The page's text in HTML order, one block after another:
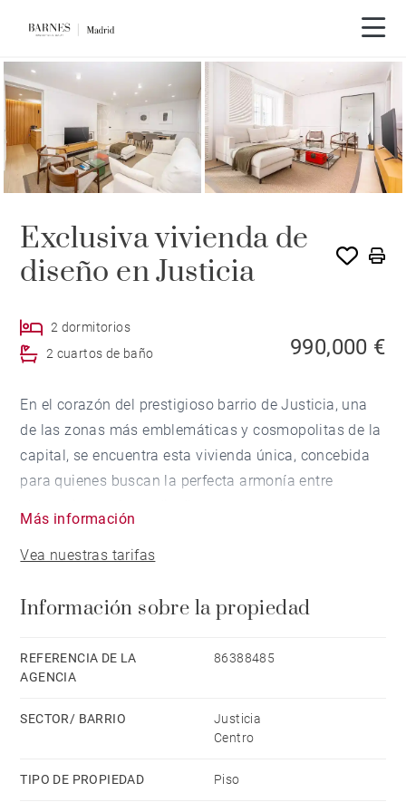
Recorrido en vídeo
Exclusiva vivienda de
diseño en Justicia
2 dormitorios
2 cuartos de baño
990,000 €
En el corazón del prestigioso barrio de Justicia, una
de las zonas más emblemáticas y cosmopolitas de la
capital, se encuentra esta vivienda única, concebida
para quienes buscan la perfecta armonía entre
Ubicada en la encantadora y silenciosa Calle de San
una reforma integral de autor, firmada por un
preservar la esencia clásica del edificio madrileño
mientras introduce una estética moderna y
de día, bañada por luz natural y pensada para la
Más información
Vea nuestras tarifas
Información sobre la propiedad
REFERENCIA DE LA
AGENCIA
86388485
SECTOR/ BARRIO
Justicia
Centro
TIPO DE PROPIEDAD Piso